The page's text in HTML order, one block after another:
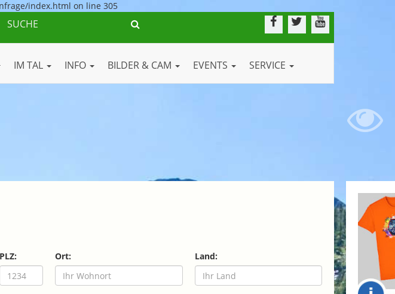
index.html on line 305
IM TAL INFO BILDER & CAM EVENTS SERVICE
PLZ: Ort: Land: